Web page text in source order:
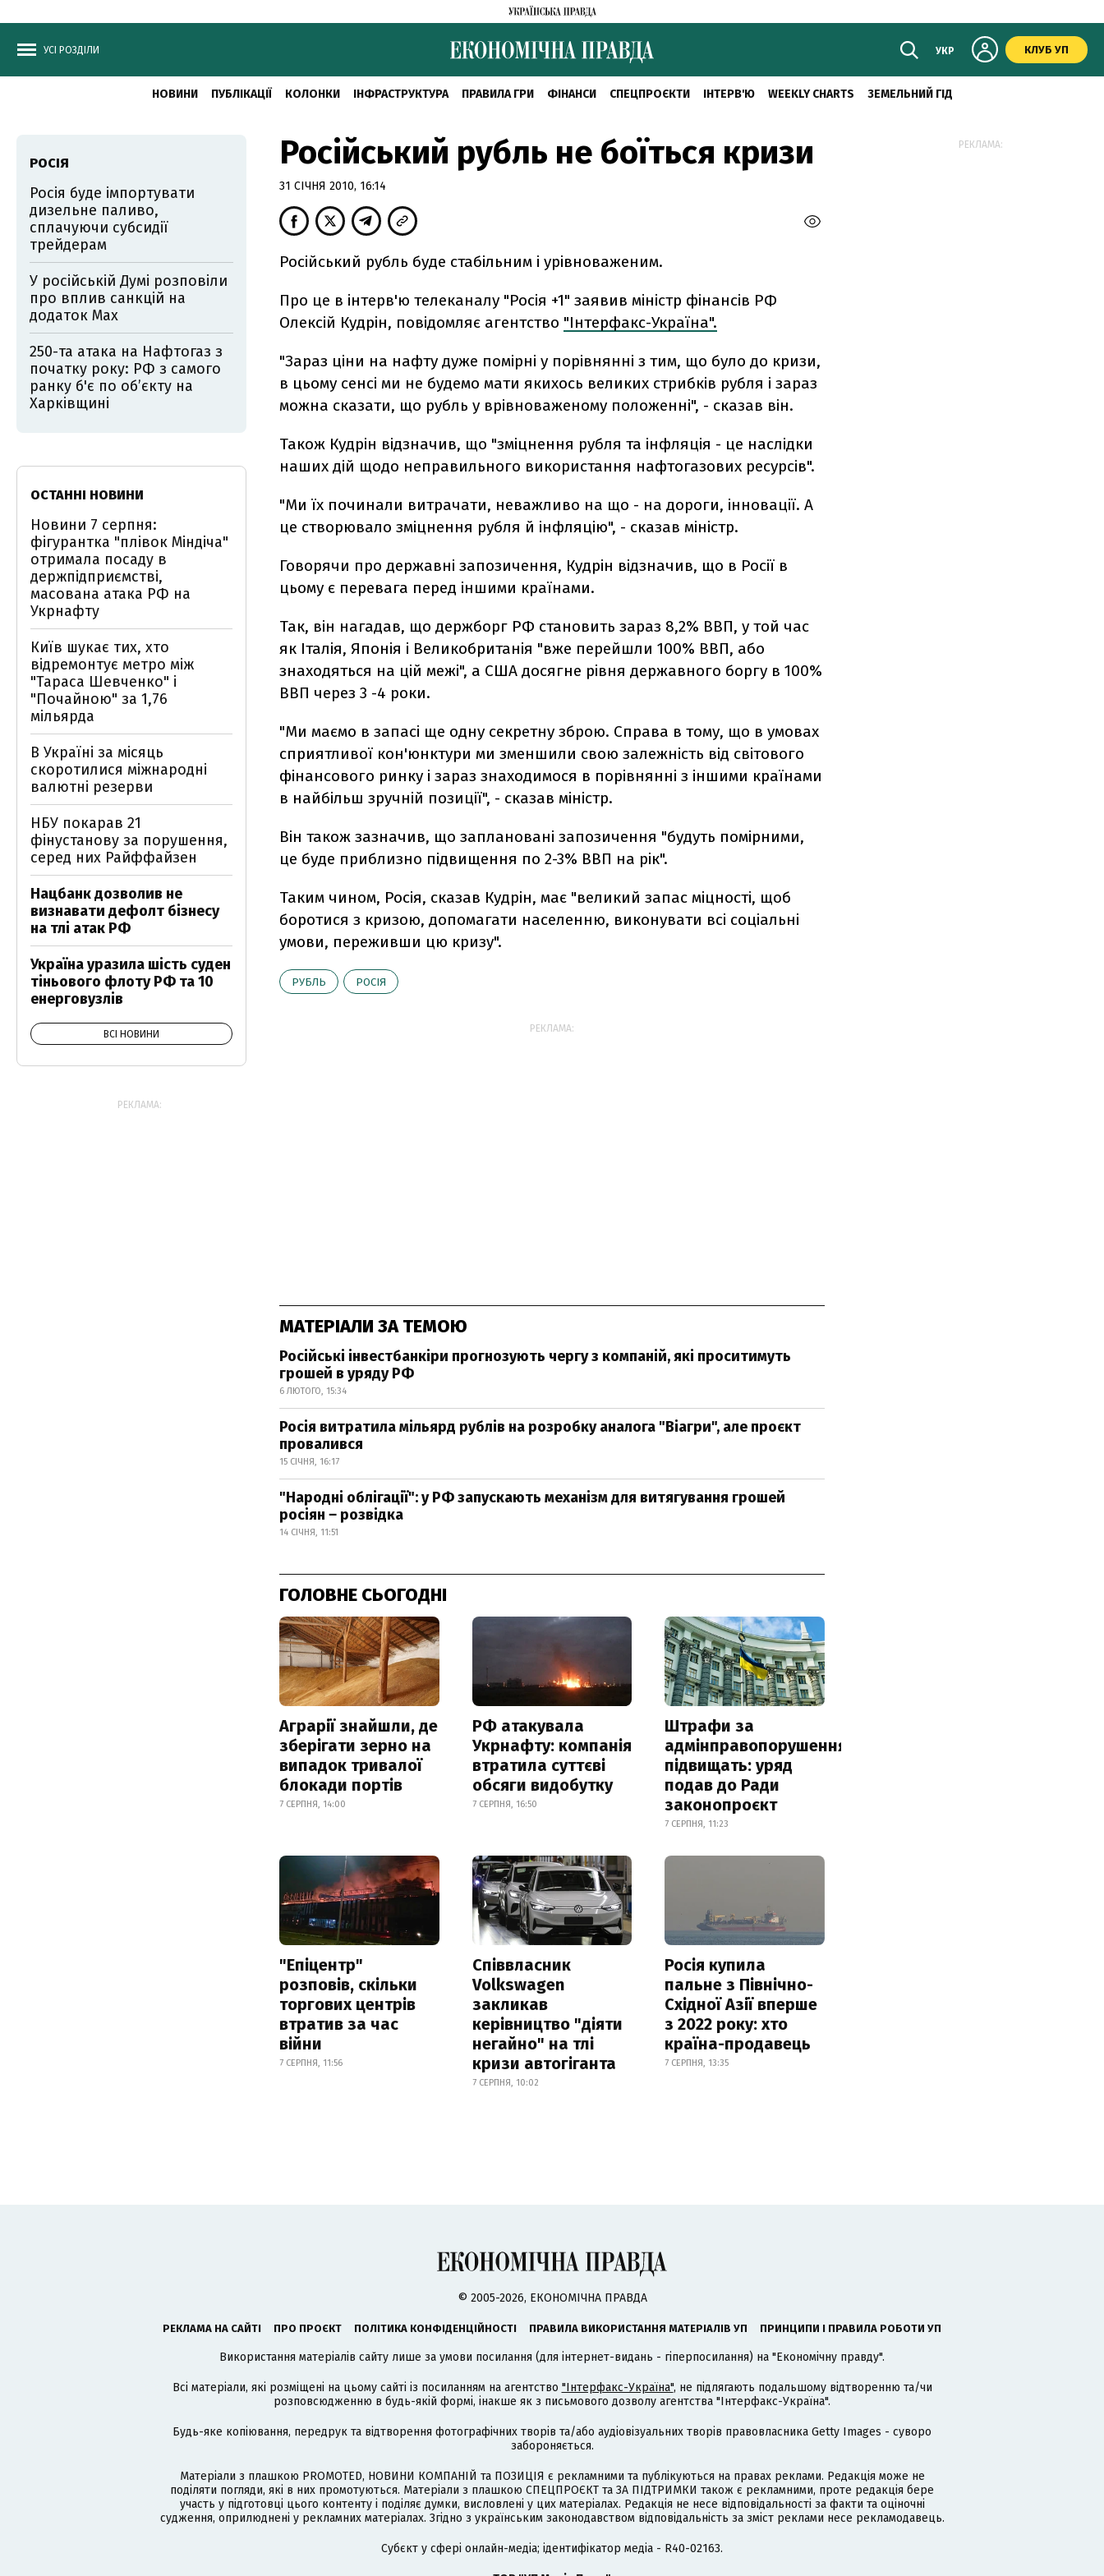
УСІ РОЗДІЛИ УКР КЛУБ УП
НОВИНИ ПУБЛІКАЦІЇ КОЛОНКИ ІНФРАСТРУКТУРА ПРАВИЛА ГРИ ФІНАНСИ СПЕЦПРОЄКТИ ІНТЕРВ'Ю WEEKLY CHARTS ЗЕМЕЛЬНИЙ ГІД
Російський рубль не боїться кризи
31 СІЧНЯ 2010, 16:14
Російський рубль буде стабільним і урівноваженим.
Про це в інтерв'ю телеканалу "Росія +1" заявив міністр фінансів РФ
Олексій Кудрін, повідомляє агентство "Інтерфакс-Україна".
"Зараз ціни на нафту дуже помірні у порівнянні з тим, що було до кризи,
в цьому сенсі ми не будемо мати якихось великих стрибків рубля і зараз
можна сказати, що рубль у врівноваженому положенні", - сказав він.
Також Кудрін відзначив, що "зміцнення рубля та інфляція - це наслідки
наших дій щодо неправильного використання нафтогазових ресурсів".
"Ми їх починали витрачати, неважливо на що - на дороги, інновації. А
це створювало зміцнення рубля й інфляцію", - сказав міністр.
Говорячи про державні запозичення, Кудрін відзначив, що в Росії в
цьому є перевага перед іншими країнами.
Так, він нагадав, що держборг РФ становить зараз 8,2% ВВП, у той час
як Італія, Японія і Великобританія "вже перейшли 100% ВВП, або
знаходяться на цій межі", а США досягне рівня державного боргу в 100%
ВВП через 3 -4 роки.
"Ми маємо в запасі ще одну секретну зброю. Справа в тому, що в умовах
сприятливої кон'юнктури ми зменшили свою залежність від світового
фінансового ринку і зараз знаходимося в порівнянні з іншими країнами
в найбільш зручній позиції", - сказав міністр.
Він також зазначив, що заплановані запозичення "будуть помірними,
це буде приблизно підвищення по 2-3% ВВП на рік".
Таким чином, Росія, сказав Кудрін, має "великий запас міцності, щоб
боротися з кризою, допомагати населенню, виконувати всі соціальні
умови, переживши цю кризу".
РУБЛЬ РОСІЯ
РЕКЛАМА:
МАТЕРІАЛИ ЗА ТЕМОЮ
Російські інвестбанкіри прогнозують чергу з компаній, які проситимуть
грошей в уряду РФ
6 ЛЮТОГО, 15:34
Росія витратила мільярд рублів на розробку аналога "Віагри", але проєкт
провалився
15 СІЧНЯ, 16:17
"Народні облігації": у РФ запускають механізм для витягування грошей
росіян ‒ розвідка
14 СІЧНЯ, 11:51
ГОЛОВНЕ СЬОГОДНІ
Аграрії знайшли, де
зберігати зерно на
випадок тривалої
блокади портів
7 СЕРПНЯ, 14:00
РФ атакувала
Укрнафту: компанія
втратила суттєві
обсяги видобутку
7 СЕРПНЯ, 16:50
Штрафи за
адмінправопорушення
підвищать: уряд
подав до Ради
законопроєкт
7 СЕРПНЯ, 11:23
"Епіцентр"
розповів, скільки
торгових центрів
втратив за час
війни
7 СЕРПНЯ, 11:56
Співвласник
Volkswagen
закликав
керівництво "діяти
негайно" на тлі
кризи автогіганта
7 СЕРПНЯ, 10:02
Росія купила
пальне з Північно-
Східної Азії вперше
з 2022 року: хто
країна-продавець
7 СЕРПНЯ, 13:35
РОСІЯ
Росія буде імпортувати
дизельне паливо,
сплачуючи субсидії
трейдерам
У російській Думі розповіли
про вплив санкцій на
додаток Мах
250-та атака на Нафтогаз з
початку року: РФ з самого
ранку б'є по об’єкту на
Харківщині
ОСТАННІ НОВИНИ
Новини 7 серпня:
фігурантка "плівок Міндіча"
отримала посаду в
держпідприємстві,
масована атака РФ на
Укрнафту
Київ шукає тих, хто
відремонтує метро між
"Тараса Шевченко" і
"Почайною" за 1,76
мільярда
В Україні за місяць
скоротилися міжнародні
валютні резерви
НБУ покарав 21
фінустанову за порушення,
серед них Райффайзен
Нацбанк дозволив не
визнавати дефолт бізнесу
на тлі атак РФ
Україна уразила шість суден
тіньового флоту РФ та 10
енерговузлів
ВСІ НОВИНИ
РЕКЛАМА:
РЕКЛАМА:
© 2005-2026, ЕКОНОМІЧНА ПРАВДА
РЕКЛАМА НА САЙТІ ПРО ПРОЄКТ ПОЛІТИКА КОНФІДЕНЦІЙНОСТІ ПРАВИЛА ВИКОРИСТАННЯ МАТЕРІАЛІВ УП ПРИНЦИПИ І ПРАВИЛА РОБОТИ УП
Використання матеріалів сайту лише за умови посилання (для інтернет-видань - гіперпосилання) на "Економічну правду".
Всі матеріали, які розміщені на цьому сайті із посиланням на агентство "Інтерфакс-Україна", не підлягають подальшому відтворенню та/чи
розповсюдженню в будь-якій формі, інакше як з письмового дозволу агентства "Інтерфакс-Україна".
Будь-яке копіювання, передрук та відтворення фотографічних творів та/або аудіовізуальних творів правовласника Getty Images - суворо
забороняється.
Матеріали з плашкою PROMOTED, НОВИНИ КОМПАНІЙ та ПОЗИЦІЯ є рекламними та публікуються на правах реклами. Редакція може не
поділяти погляди, які в них промотуються. Матеріали з плашкою СПЕЦПРОЄКТ та ЗА ПІДТРИМКИ також є рекламними, проте редакція бере
участь у підготовці цього контенту і поділяє думки, висловлені у цих матеріалах. Редакція не несе відповідальності за факти та оціночні
судження, оприлюднені у рекламних матеріалах. Згідно з українським законодавством відповідальність за зміст реклами несе рекламодавець.
Cубєкт у сфері онлайн-медіа; ідентифікатор медіа - R40-02163.